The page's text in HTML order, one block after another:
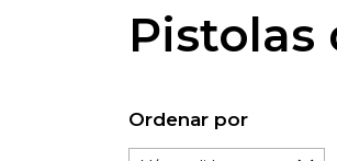
Pistolas
Ordenar por